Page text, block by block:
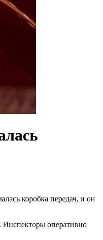
коробка передач, и он
Инспекторы оперативно